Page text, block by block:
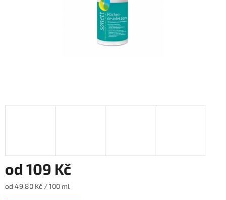
od 109 Kč
Měrná
od 49,80 Kč / 100 ml